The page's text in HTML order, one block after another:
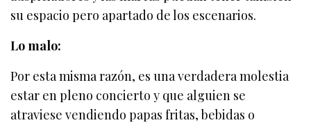
su espacio pero apartado de los escenarios.
Lo malo:
Por esta misma razón, es una verdadera molestia
estar en pleno concierto y que alguien se
atraviese vendiendo papas fritas, bebidas o